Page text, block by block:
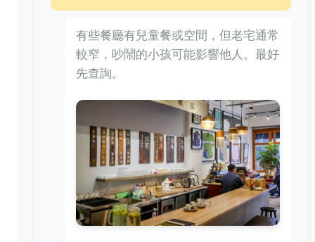
有些餐廳有兒童餐或空間，但老宅通常
較窄，吵鬧的小孩可能影響他人。最好
先查詢。